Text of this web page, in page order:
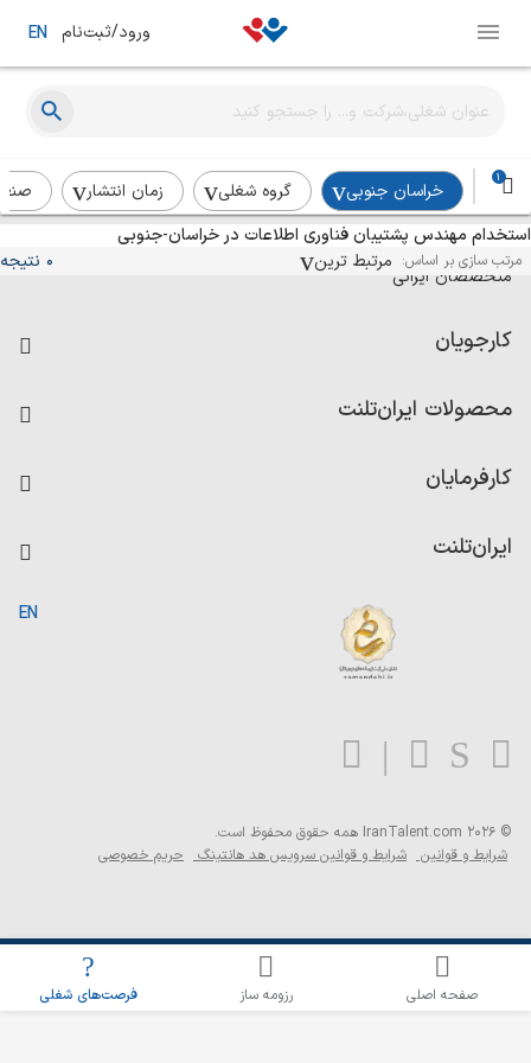
ورود/ثبت‌نام EN
1
خراسان جنوبی گروه شغلی زمان انتشار
استخدام مهندس پشتیبان فناوری اطلاعات در خراسان-جنوبی
مرتب سازی بر اساس: مرتبط ترین 0 نتیجه
اطلاع‌رسانی شغلی را برای این جستجو فعال کنید
آگهی‌های استخدام و همکاری برای
متخصصان ایرانی
کارجویان
رزومه ساز
امتیاز شرکت‌ها
محصولات ایران‌تلنت
کاردیکس
کارفرمایان
ایران‌تلنت
بلاگ
EN
© 2026 IranTalent.com
همه حقوق محفوظ است.
شرایط و قوانین شرایط و قوانین سرویس هد هانتینگ حریم خصوصی
صفحه اصلی رزومه ساز فرصت‌های شغلی